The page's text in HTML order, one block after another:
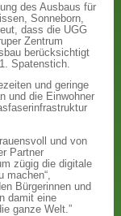
des Ausbaus für
Sonneborn,
dass die UGG
Zentrum
berücksichtigt
Spatenstich.
und geringe
und die Einwohner
und von
Partner
zügig die digitale
machen“,
Bürgerinnen und
damit eine
ganze Welt.”